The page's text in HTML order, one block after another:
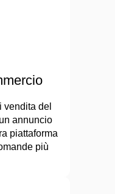
vendita del
annuncio
piattaforma
più